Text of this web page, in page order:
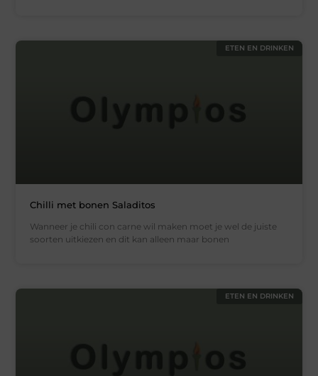
ETEN EN DRINKEN
Chilli met bonen Saladitos
Wanneer je chili con carne wil maken moet je wel de juiste
soorten uitkiezen en dit kan alleen maar bonen
ETEN EN DRINKEN